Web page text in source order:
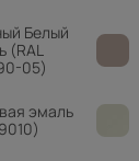
Белый
(RAL
05)
эмаль